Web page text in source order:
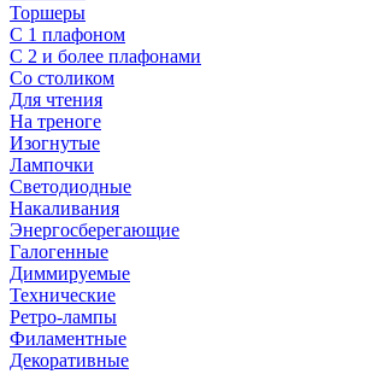
Торшеры
С 1 плафоном
С 2 и более плафонами
Со столиком
Для чтения
На треноге
Изогнутые
Лампочки
Светодиодные
Накаливания
Энергосберегающие
Галогенные
Диммируемые
Технические
Ретро-лампы
Филаментные
Декоративные